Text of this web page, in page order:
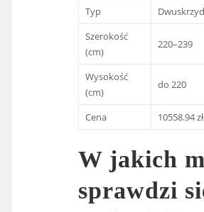
Typ
Szerokość
(cm)
220–239
Wysokość
(cm)
do 220
Cena 10558.94 zł
W jakich
sprawdzi